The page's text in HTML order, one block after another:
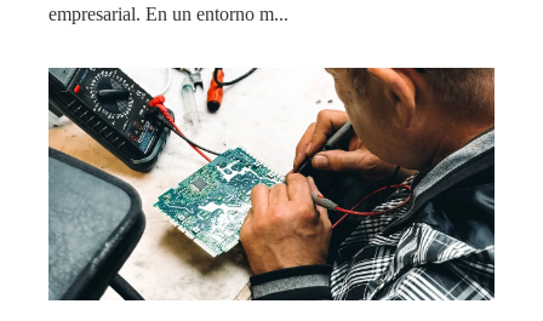
empresarial. En un entorno m...